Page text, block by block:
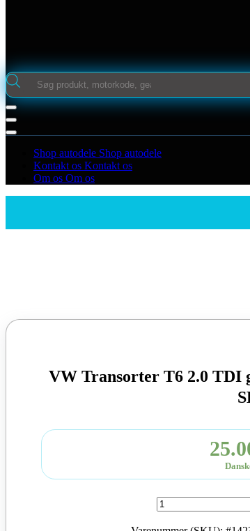
search
Shop autodele Shop autodele
Kontakt os Kontakt os
Om os Om os
VW Transorter T6 2.0 TDI
VW
Transorter
T6